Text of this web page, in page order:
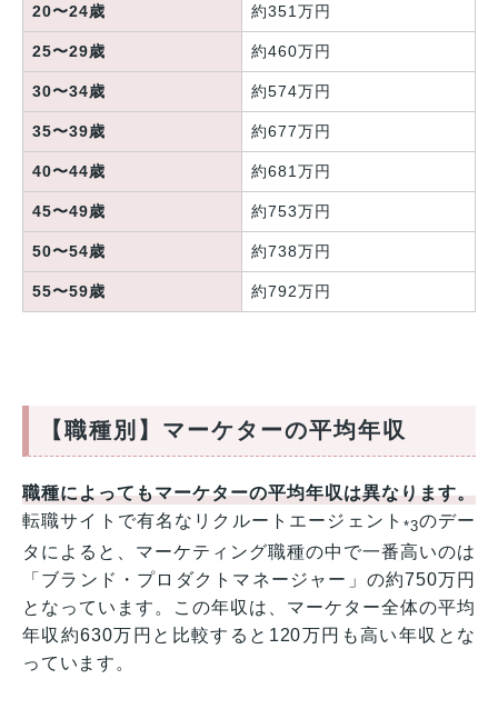
20〜24歳 約351万円
25〜29歳 約460万円
30〜34歳 約574万円
35〜39歳 約677万円
40〜44歳 約681万円
45〜49歳 約753万円
50〜54歳 約738万円
55〜59歳 約792万円
【職種別】マーケターの平均年収
職種によってもマーケターの平均年収は異なります。
転職サイトで有名なリクルートエージェント *3のデー
タによると、マーケティング職種の中で一番高いのは
「ブランド・プロダクトマネージャー」の約750万円
となっています。この年収は、マーケター全体の平均
年収約630万円と比較すると120万円も高い年収とな
っています。